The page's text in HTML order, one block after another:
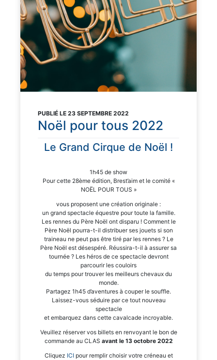
PUBLIÉ LE 23 SEPTEMBRE 2022
Noël pour tous 2022
Le Grand Cirque de Noël !
1h45 de show
Pour cette 28ème édition, Brest’aim et le comité «
NOËL POUR TOUS »
vous proposent une création originale :
un grand spectacle équestre pour toute la famille.
Les rennes du Père Noël ont disparu ! Comment le
Père Noël pourra-t-il distribuer ses jouets si son
traineau ne peut pas être tiré par les rennes ? Le
Père Noël est désespéré. Réussira-t-il à assurer sa
tournée ? Les héros de ce spectacle devront
parcourir les couloirs
du temps pour trouver les meilleurs chevaux du
monde.
Partagez 1h45 d’aventures à couper le souffle.
Laissez-vous séduire par ce tout nouveau
spectacle
et embarquez dans cette cavalcade incroyable.
Veuillez réserver vos billets en renvoyant le bon de
commande au CLAS avant le 13 octobre 2022
Cliquez ICI pour remplir choisir votre créneau et